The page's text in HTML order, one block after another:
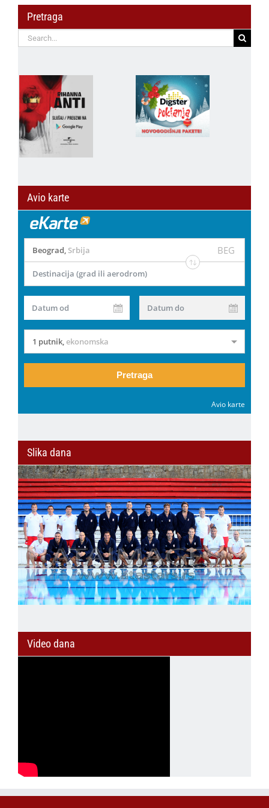
Pretraga
Search
for:
Avio karte
Beograd, Srbija BEG
Destinacija (grad ili aerodrom)
Datum od Datum do
1 putnik,ekonomska
Pretraga
Avio karte
Slika dana
Video dana